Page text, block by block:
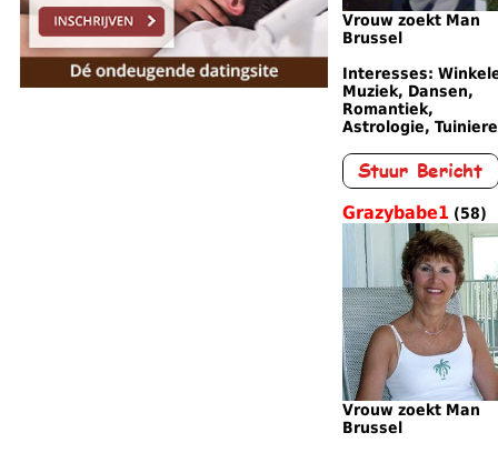
Vrouw zoekt Man
Brussel
Interesses:
Muziek, Dansen,
Romantiek,
Astrologie,
Grazybabe1 (58)
Vrouw zoekt Man
Brussel